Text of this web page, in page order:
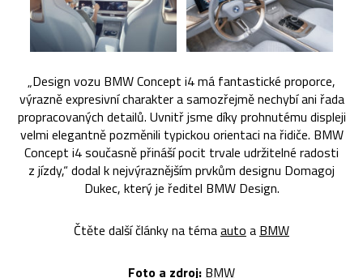
„Design vozu BMW Concept i4 má fantastické proporce,
výrazně expresivní charakter a samozřejmě nechybí ani řada
propracovaných detailů. Uvnitř jsme díky prohnutému displeji
velmi elegantně pozměnili typickou orientaci na řidiče. BMW
Concept i4 současně přináší pocit trvale udržitelné radosti
z jízdy,“ dodal k nejvýraznějším prvkům designu Domagoj
Dukec, který je ředitel BMW Design.
Čtěte další články na témaauto a BMW
Foto a zdroj: BMW